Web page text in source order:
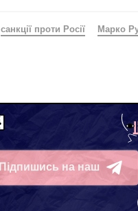
санкції проти Росії
Марко
Підпишись на наш
Telegram